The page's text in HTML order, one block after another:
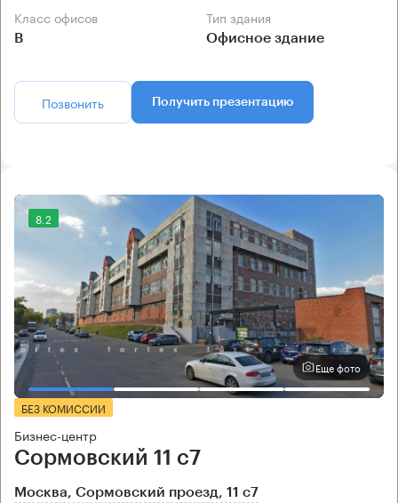
Класс офисов
B
Тип здания
Офисное здание
Позвонить Получить презентацию
8.2
Еще фото
БЕЗ КОМИССИИ
Бизнес-центр
Сормовский 11 с7
Москва, Сормовский проезд, 11 с7